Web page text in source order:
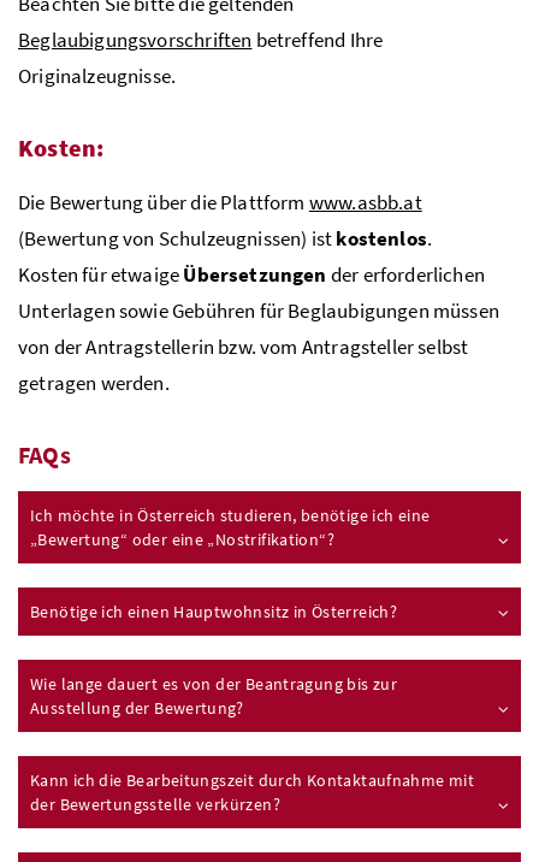
Beglaubigungsvorschriften betreffend Ihre
Originalzeugnisse.
Kosten:
Die Bewertung über die Plattform www.asbb.at
(Bewertung von Schulzeugnissen) istkostenlos.
Kosten für etwaigeÜbersetzungen der erforderlichen
Unterlagen sowie Gebühren für Beglaubigungen müssen
von der Antragstellerin bzw.vom Antragsteller selbst
getragen werden.
FAQs
Ich möchte in Österreich studieren, benötige ich eine
„Bewertung“ oder eine „Nostrifikation“?
Benötige ich einen Hauptwohnsitz in Österreich?
Wie lange dauert es von der Beantragung bis zur
Ausstellung der Bewertung?
Kann ich die Bearbeitungszeit durch Kontaktaufnahme mit
der Bewertungsstelle verkürzen?